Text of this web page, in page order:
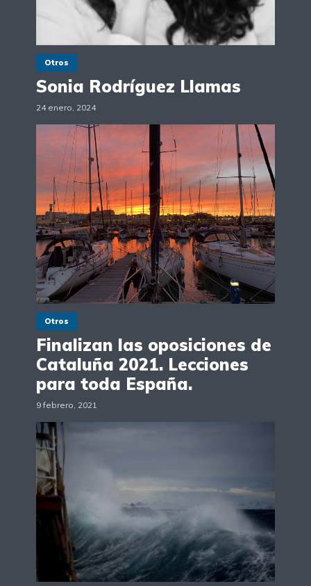
Otros
Sonia Rodríguez Llamas
24 enero, 2024
Otros
Finalizan las oposiciones de
Cataluña 2021. Lecciones
para toda España.
9 febrero, 2021